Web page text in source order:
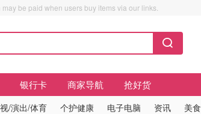
be paid when users buy items via our links.
银行卡 商家导航 抢好货
/演出/体育 个护健康 电子电脑 资讯 美食